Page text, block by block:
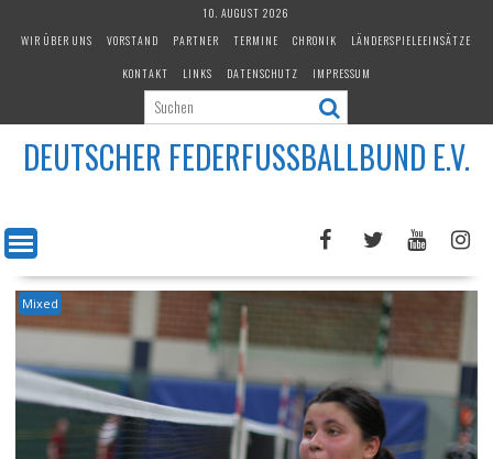
10. AUGUST 2026
WIR ÜBER UNS
VORSTAND PARTNER TERMINE CHRONIK
LÄNDERSPIELEEINSÄTZE
KONTAKT
LINKS DATENSCHUTZ IMPRESSUM
DEUTSCHER FEDERFUSSBALLBUND E.V.
Mixed